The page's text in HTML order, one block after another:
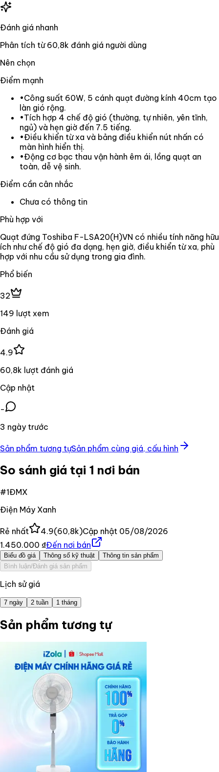
Đánh giá nhanh
Phân tích từ 60,8k đánh giá người dùng
Nên chọn
Điểm mạnh
•Công suất 60W, 5 cánh quạt đường kính 40cm tạo
làn gió rộng.
•Tích hợp 4 chế độ gió (thường, tự nhiên, yên tĩnh,
ngủ) và hẹn giờ đến 7.5 tiếng.
•Điều khiển từ xa và bảng điều khiển nút nhấn có
màn hình hiển thị.
•Động cơ bạc thau vận hành êm ái, lồng quạt an
toàn, dễ vệ sinh.
Điểm cần cân nhắc
Chưa có thông tin
Phù hợp với
Quạt đứng Toshiba F-LSA20(H)VN có nhiều tính năng hữu
ích như chế độ gió đa dạng, hẹn giờ, điều khiển từ xa, phù
hợp với nhu cầu sử dụng trong gia đình.
Phổ biến
32
149 lượt xem
Đánh giá
4.9
60,8k lượt đánh giá
Cập nhật
-
3 ngày trước
Sản phẩm tương tựSản phẩm cùng giá, cấu hình
So sánh giá tại 1 nơi bán
#1ĐMX
Điện Máy Xanh
Rẻ nhất 4.9(60,8k)Cập nhật 05/08/2026
1.450.000 ₫Đến nơi bán
Biểu đồ giá Thông số kỹ thuật
Thông tin sản phẩm
Bình luận/Đánh giá sản phẩm
Lịch sử giá
7 ngày 2 tuần 1 tháng
Sản phẩm tương tự